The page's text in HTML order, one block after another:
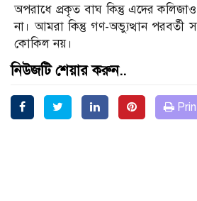
অপরাধে প্রকৃত বাঘ কিন্তু এদের কলিজাও
না। আমরা কিন্তু গণ-অভ্যুত্থান পরবর্তী
কোকিল নয়।
নিউজটি শেয়ার করুন..